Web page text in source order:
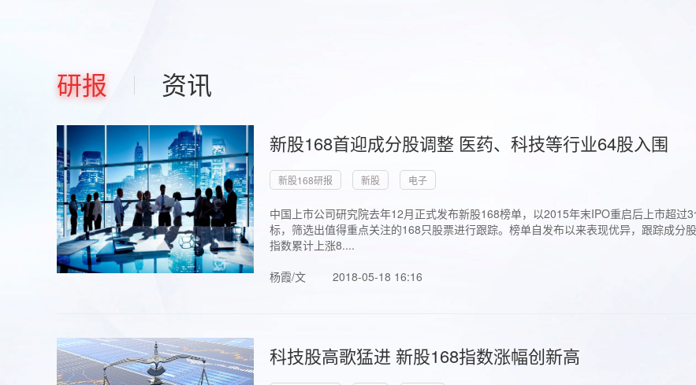
研报 资讯
新股168首迎成分股调整 医药、科技等行业64股入围
新股168研报 新股 电子
中国上市公司研究院去年12月正式发布新股168榜单，以2015年末IPO重启后上市超
标，筛选出值得重点关注的168只股票进行跟踪。榜单自发布以来表现优异，跟踪成
指数累计上涨8....
杨霞/文
2018-05-18 16:16
科技股高歌猛进 新股168指数涨幅创新高